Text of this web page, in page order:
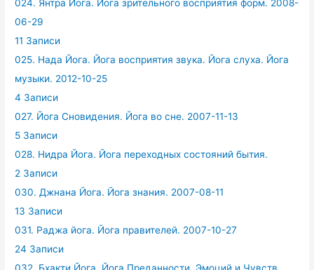
024. Янтра Йога. Йога зрительного восприятия форм. 2008-
06-29
11 Записи
025. Нада Йога. Йога восприятия звука. Йога слуха. Йога
музыки. 2012-10-25
4 Записи
027. Йога Сновидения. Йога во сне. 2007-11-13
5 Записи
028. Нидра Йога. Йога переходных состояний бытия.
2 Записи
030. Джнана Йога. Йога знания. 2007-08-11
13 Записи
031. Раджа йога. Йога правителей. 2007-10-27
24 Записи